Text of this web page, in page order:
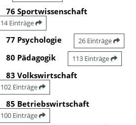
76 Sportwissenschaft
14 Einträge
77 Psychologie 26 Einträge
80 Pädagogik 113 Einträge
83 Volkswirtschaft
102 Einträge
85 Betriebswirtschaft
100 Einträge